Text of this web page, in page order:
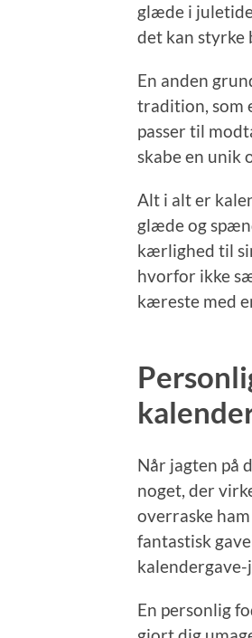
glæde i
det kan styrke
En anden
tradition, som
passer til
skabe en unik
Alt i alt er
glæde og
kærlighed til
hvorfor ikke
kæreste med
Når jagten på
noget, der
overraske
fantastisk
kalendergave-
En personlig